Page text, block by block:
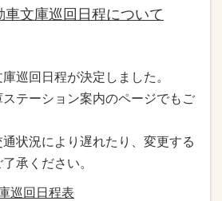
車文庫巡回日程について
巡回日程が決定しました。
テーション案内のページでもご
状況により遅れたり、変更する
承ください。
巡回日程表